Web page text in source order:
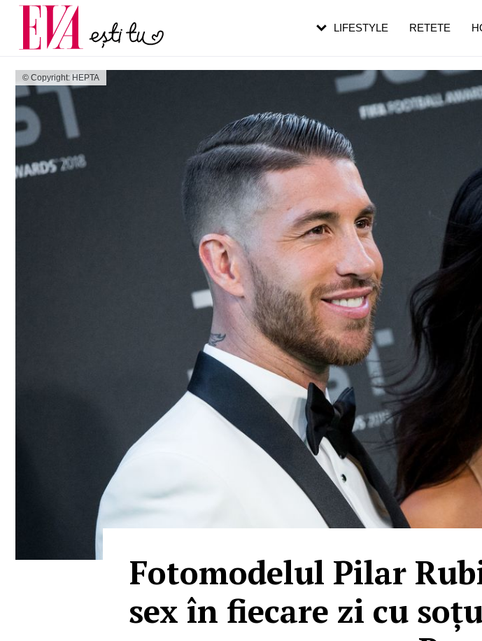
© Copyright: HEPTA
Fotomodelul Pilar
sex în fiecare zi cu
LIFESTYLE RETETE
Carieră
Actualitate
pe măsură ce înaintezi în vârstă
de